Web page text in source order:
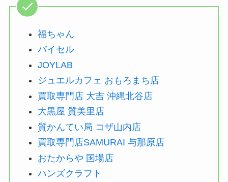
福ちゃん
バイセル
JOYLAB
ジュエルカフェ おもろまち店
買取専門店 大吉 沖縄北谷店
大黒屋 質美里店
質かんてい局 コザ山内店
買取専門店SAMURAI 与那原店
おたからや 国場店
ハンズクラフト